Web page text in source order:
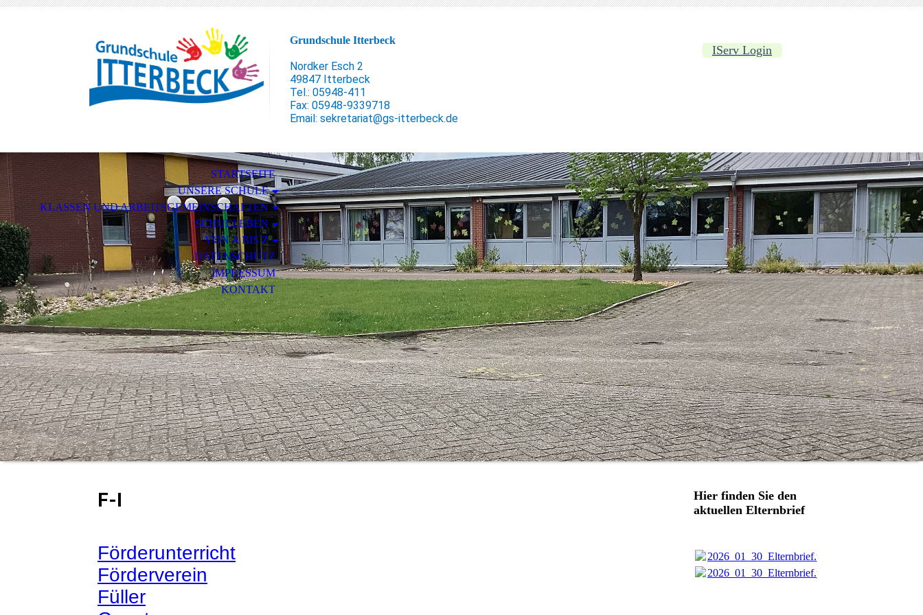
Grundschule Itterbeck
Nordker Esch 2
49847 Itterbeck
Tel.: 05948-411
Fax: 05948-9339718
Email: sekretariat@gs-itterbeck.de
IServ Login
STARTSEITE
UNSERE SCHULE
KLASSEN UND ARBEITSGEMEINSCHAFTEN
SCHULLEBEN
VON A BIS Z
DATENSCHUTZ
IMPRESSUM
KONTAKT
F-I
Förderunterricht
Förderverein
Füller
Hier finden Sie den
aktuellen Elternbrief
2026_01_30_Elternbrief.pdf
2026_01_30_Elternbrief.pdf